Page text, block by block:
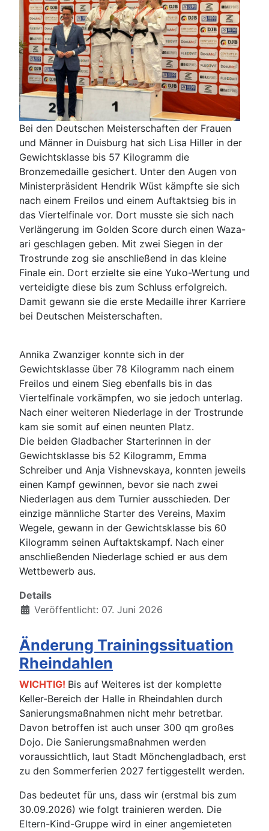
Bei den Deutschen Meisterschaften der Frauen
und Männer in Duisburg hat sich Lisa Hiller in der
Gewichtsklasse bis 57 Kilogramm die
Bronzemedaille gesichert. Unter den Augen von
Ministerpräsident Hendrik Wüst kämpfte sie sich
nach einem Freilos und einem Auftaktsieg bis in
das Viertelfinale vor. Dort musste sie sich nach
Verlängerung im Golden Score durch einen Waza-
ari geschlagen geben. Mit zwei Siegen in der
Trostrunde zog sie anschließend in das kleine
Finale ein. Dort erzielte sie eine Yuko-Wertung und
verteidigte diese bis zum Schluss erfolgreich.
Damit gewann sie die erste Medaille ihrer Karriere
bei Deutschen Meisterschaften.
Annika Zwanziger konnte sich in der
Gewichtsklasse über 78 Kilogramm nach einem
Freilos und einem Sieg ebenfalls bis in das
Viertelfinale vorkämpfen, wo sie jedoch unterlag.
Nach einer weiteren Niederlage in der Trostrunde
kam sie somit auf einen neunten Platz.
Die beiden Gladbacher Starterinnen in der
Gewichtsklasse bis 52 Kilogramm, Emma
Schreiber und Anja Vishnevskaya, konnten jeweils
einen Kampf gewinnen, bevor sie nach zwei
Niederlagen aus dem Turnier ausschieden. Der
einzige männliche Starter des Vereins, Maxim
Wegele, gewann in der Gewichtsklasse bis 60
Kilogramm seinen Auftaktskampf. Nach einer
anschließenden Niederlage schied er aus dem
Wettbewerb aus.
Details
Veröffentlicht: 07. Juni 2026
Änderung Trainingssituation
Rheindahlen
WICHTIG! Bis auf Weiteres ist der komplette
Keller-Bereich der Halle in Rheindahlen durch
Sanierungsmaßnahmen nicht mehr betretbar.
Davon betroffen ist auch unser 300 qm großes
Dojo. Die Sanierungsmaßnahmen werden
voraussichtlich, laut Stadt Mönchengladbach, erst
zu den Sommerferien 2027 fertiggestellt werden.
Das bedeutet für uns, dass wir (erstmal bis zum
30.09.2026) wie folgt trainieren werden. Die
Eltern-Kind-Gruppe wird in einer angemieteten